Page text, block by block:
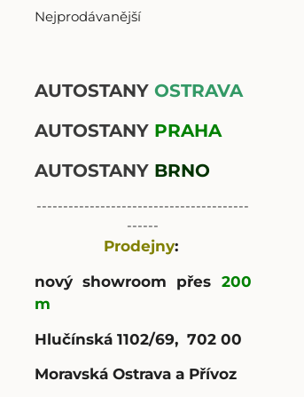
Nejprodávanější
AUTOSTANY OSTRAVA
AUTOSTANY PRAHA
AUTOSTANY BRNO
----------------------------------------
------
Prodejny:
nový showroom přes 200
m
Hlučínská 1102/69, 702 00
Moravská Ostrava a Přívoz